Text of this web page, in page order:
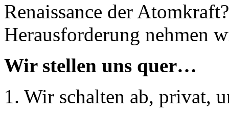
Renaissance der
Herausforderung nehmen
Wir stellen uns quer…
1. Wir schalten ab, privat,